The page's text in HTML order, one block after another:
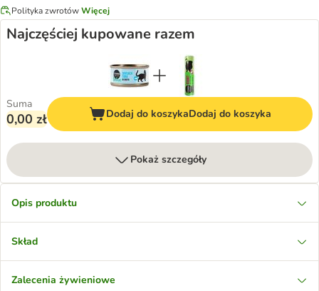
Polityka zwrotówWięcej
Najczęściej kupowane razem
Suma
0,00 zł Dodaj do koszykaDodaj do koszyka
Pokaż szczegóły
Opis produktu
Skład
Zalecenia żywieniowe